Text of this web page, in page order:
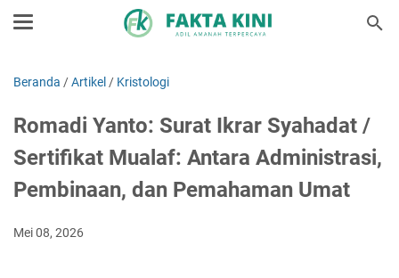
Beranda /Artikel / Kristologi
Romadi Yanto: Surat Ikrar Syahadat /
Sertifikat Mualaf: Antara Administrasi,
Pembinaan, dan Pemahaman Umat
Mei 08, 2026